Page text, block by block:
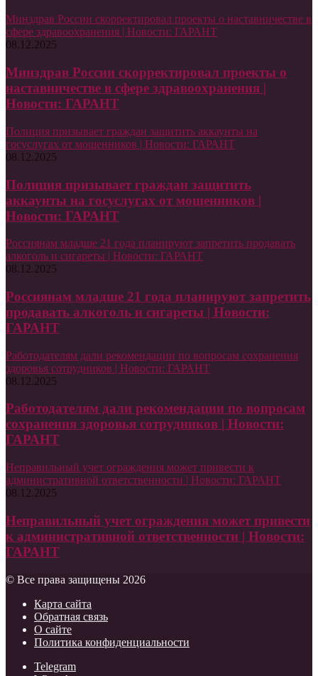
Минздрав России скорректировал проекты о наставничестве в
сфере здравоохранения | Новости: ГАРАНТ
08.12.2025
Минздрав России скорректировал проекты о
наставничестве в сфере здравоохранения |
Новости: ГАРАНТ
Полиция призывает граждан защитить аккаунты на
госуслугах от мошенников | Новости: ГАРАНТ
08.12.2025
Полиция призывает граждан защитить
аккаунты на госуслугах от мошенников |
Новости: ГАРАНТ
Россиянам младше 21 года планируют запретить продавать
алкоголь и сигареты | Новости: ГАРАНТ
08.12.2025
Россиянам младше 21 года планируют запретить
продавать алкоголь и сигареты | Новости:
ГАРАНТ
Работодателям дали рекомендации по вопросам сохранения
здоровья сотрудников | Новости: ГАРАНТ
08.12.2025
Работодателям дали рекомендации по вопросам
сохранения здоровья сотрудников | Новости:
ГАРАНТ
Неправильный учет ограждения может привести к
административной ответственности | Новости: ГАРАНТ
08.12.2025
Неправильный учет ограждения может привести
к административной ответственности | Новости:
ГАРАНТ
© Все права защищены 2026
Карта сайта
Обратная связь
О сайте
Политика конфиденциальности
Telegram